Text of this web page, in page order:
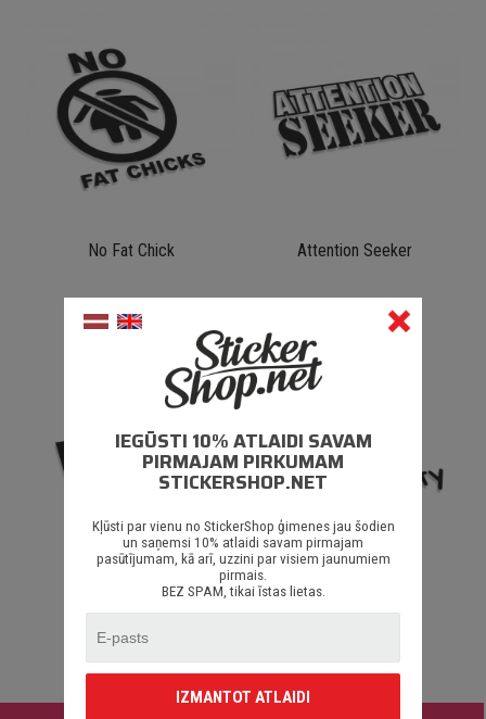
No Fat Chick
€ 1.35
Attention Seeker
€ 1.35
IEGŪSTI 10% ATLAIDI SAVAM
PIRMAJAM PIRKUMAM
STICKERSHOP.NET
Kļūsti par vienu no StickerShop ģimenes jau šodien
un saņemsi 10% atlaidi savam pirmajam
pasūtījumam, kā arī, uzzini par visiem jaunumiem
pirmais.
BEZ SPAM, tikai īstas lietas.
IZMANTOT ATLAIDI